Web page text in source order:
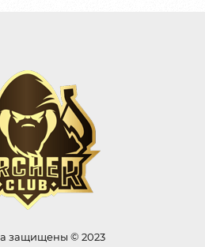
защищены © 2023